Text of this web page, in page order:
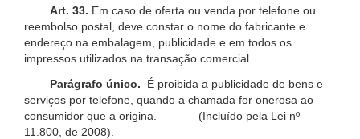
Art. 33. Em caso de oferta ou venda por telefone ou
reembolso postal, deve constar o nome do fabricante e
endereço na embalagem, publicidade e em todos os
impressos utilizados na transação comercial.
Parágrafo único.
É proibida a publicidade de bens e
serviços por telefone, quando a chamada for onerosa ao
consumidor que a origina. (Incluído pela Lei nº
11.800, de 2008).